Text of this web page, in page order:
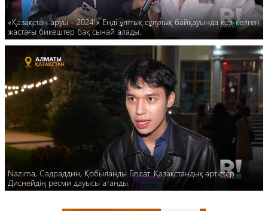
«Қазақстан аруы - 2024!» Енді ұлттық сұлулық байқауында кез-келген
жастағы бикештер бақ сынай алады.
Nazima, Садраддин, Қобыланды Болат. Қазақстандық әртістер
Диснейдің ресми дауысы атанды.